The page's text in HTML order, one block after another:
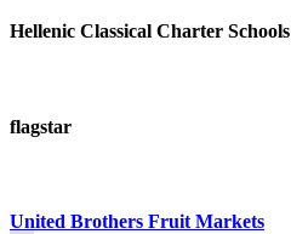
Hellenic Classical Charter Schools
flagstar
United Brothers Fruit Markets